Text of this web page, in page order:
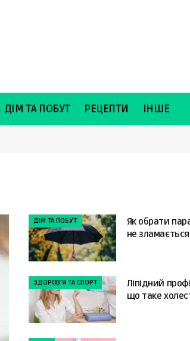
ДІМ ТА ПОБУТ РЕЦЕПТИ ІНШЕ
ДІМ ТА ПОБУТ
Як обрати
не зламається
ЗДОРОВ'Я ТА СПОРТ
Ліпідний
що таке